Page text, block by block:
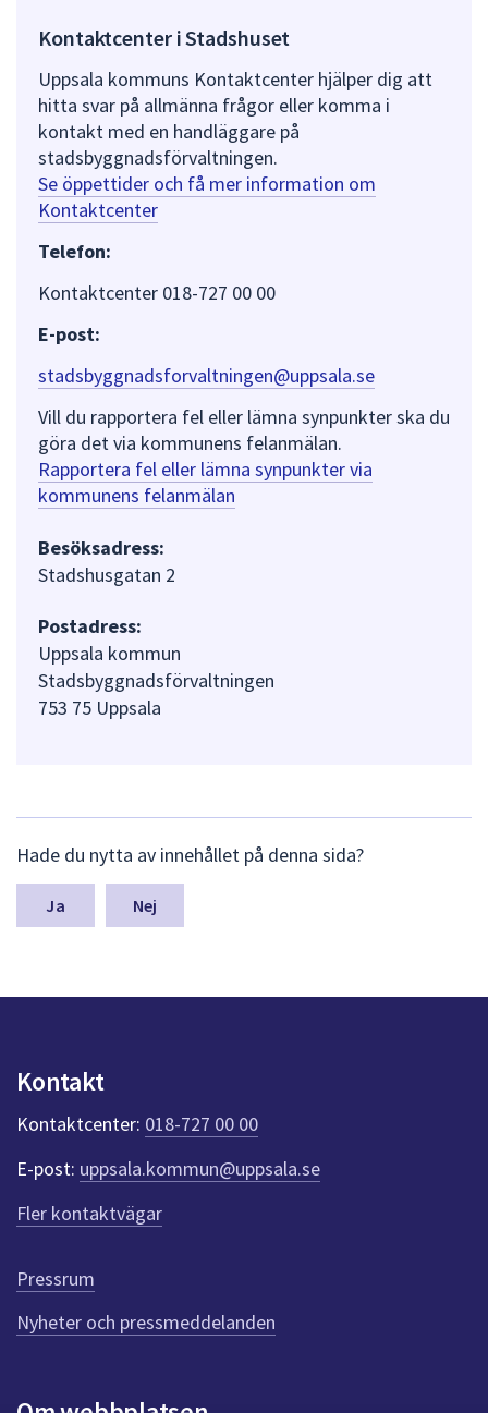
Kontaktcenter i Stadshuset
Uppsala kommuns Kontaktcenter hjälper dig att
hitta svar på allmänna frågor eller komma i
kontakt med en handläggare på
stadsbyggnadsförvaltningen.
Se öppettider och få mer information om
Kontaktcenter
Telefon:
Kontaktcenter 018-727 00 00
E-post:
stadsbyggnadsforvaltningen@uppsala.se
Vill du rapportera fel eller lämna synpunkter ska du
göra det via kommunens felanmälan.
Rapportera fel eller lämna synpunkter via
kommunens felanmälan
Besöksadress:
Stadshusgatan 2
Postadress:
Uppsala kommun
Stadsbyggnadsförvaltningen
753 75 Uppsala
ä
m
a
n
k
e
r
f
ö
r
e
n
n
a
Hade du nytta av innehållet på denna sida?
Nej
Kontakt
Kontaktcenter: 018-727 00 00
E-post: uppsala.kommun@uppsala.se
Fler kontaktvägar
Pressrum
Nyheter och pressmeddelanden